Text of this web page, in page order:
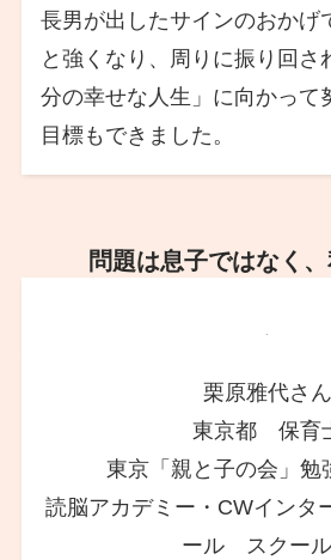
長男が出したサインのおかげ
と強くなり、周りに振り回さ
分の幸せな人生」に向かって
目標もできました。
問題は息子ではなく、
栗原雅代さん
東京都 保育
東京「親と子の会」勉
読脳アカデミー・CWインタ
ール スクー